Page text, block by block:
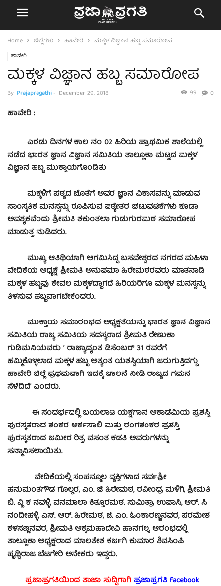
Home ಜಿಲ್ಲೆಗಳು ಹಾವೇರಿ ಮಕ್ಕಳ ವಿಜ್ಞಾನ ಹಬ್ಬ ಸಮಾರೋಪ
ಹಾವೇರಿ
ಮಕ್ಕಳ ವಿಜ್ಞಾನ ಹಬ್ಬ ಸಮಾರೋಪ
By Prajapragathi- December 29, 2018 0
99
ಹಾವೇರಿ :
ಎರಡು ದಿನಗಳ ಕಾಲ ನಂ 02 ಹಿರಿಯ ಪ್ರಾಥಮಿಕ ಶಾಲೆಯಲ್ಲಿ
ನಡೆದ ಭಾರತ ಜ್ಞಾನ ವಿಜ್ಞಾನ ಸಮಿತಿಯ ತಾಲ್ಲೂಕಾ ಮಟ್ಟದ ಮಕ್ಕಳ
ವಿಜ್ಞಾನ ಹಬ್ಬ ಮುಕ್ತಾಯಗೊಂಡಿತು
ಮಕ್ಕಳಿಗೆ ಪಠ್ಯದ ಜೊತೆಗೆ ಅವರ ಜ್ಞಾನ ವಿಕಾಸವನ್ನು ಮಾಡುವ
ಸಾಂಸ್ಕತಿಕ ಮನಸ್ಸನ್ನು ರೂಪಿಸುವ ಪಠ್ಯೇತರ ಚಟುವಟಿಕೆಗಳು ಕೂಡಾ
ಅವಶ್ಯಕವೆಂದು ಶ್ರೀಮತಿ ಶಕುಂತಲಾ ಗುಡುಗುರಮಠ ಸಮಾರೋಪ
ಮಾಡುತ್ತ ನುಡಿದರು.
ಮುಖ್ಯ ಆತಿಥಿಯಾಗಿ ಆಗಮಿಸಿದ್ದ ಬಸವೇಶ್ವರದ ನಗರದ ಮಹಿಳಾ
ವೇದಿಕೆಯ ಅಧ್ಯಕ್ಷೆ ಶ್ರೀಮತಿ ಅನುಪಮಾ ಹಿರೇಮಠರವರು ಮಾತನಾಡಿ
ಮಕ್ಕಳ ಹಬ್ಬವು ಕೇವಲ ಮಕ್ಕಳದ್ದಾಗದೆ ಹಿರಿಯರಿಗೂ ಮಕ್ಕಳ ಮನಸ್ಸನ್ನು
ತಿಳಸುವ ಹಬ್ಬವಾಗಬೇಕೆಂದರು.
ಮುಕ್ತಾಯ ಸಮಾರಂಭದ ಅಧ್ಯಕ್ಷತೆಯನ್ನು ಭಾರತ ಜ್ಞಾನ ವಿಜ್ಞಾನ
ಸಮಿತಿಯ ರಾಜ್ಯ ಸಮಿತಿಯ ಸದಸ್ಯರಾದ ಶ್ರೀಮತಿ ರೇಣುಕಾ
ಗುಡಿಮನಿಯವರು ‘ ರಾಜ್ಯಾದ್ಯಂತ ಡಿಸೆಂಬರ್ 31 ರವರೆಗೆ
ಹಮ್ಮಿಕೊಳ್ಳಲಾದ ಮಕ್ಕಳ ಹಬ್ಬ ಅತ್ಯಂತ ಯಶಸ್ವಿಯಾಗಿ ಜರುಗುತ್ತಿದಗ್ದು
ಹಾವೇರಿ ಜಿಲ್ಲೆ ಪ್ರಥಮವಾಗಿ ಇದಕ್ಕೆ ಚಾಲನೆ ನೀಡಿ ರಾಜ್ಯದ ಗಮನ
ಸೆಳೆದಿದೆ’ ಎಂದರು.
ಈ ಸಂದರ್ಭದಲ್ಲಿ ಬಯಲಾಟ ಯಕ್ಷಗಾನ ಅಕಾಡೆಮಿಯ ಪ್ರಶಸ್ತಿ
ಪುರಸ್ಕತರಾದ ಶಂಕರ ಅರ್ಕಸಾಲಿ ಮತ್ತು ರಂಗಶಂಕರ ಪ್ರಶಸ್ತಿ
ಪುರಸ್ಕತರಾದ ಜಮೀರ ರಿತ್ತ, ವಸಂತ ಕಡತಿ ಅವರುಗಳನ್ನು
ಸನ್ಮಾನಿಸಲಾಯಿತು.
ವೇದಿಕೆಯಲ್ಲಿ ಸಂಪನ್ಮೂಲ ವ್ಯಕ್ತಿಗಳಾದ ಸರ್ವಶ್ರೀ
ಹನುಮಂತಗೌಡ ಗೊಲ್ಲರ, ಎಂ. ಜಿ ಹಿರೇಮಠ, ರವೀಂದ್ರ ಮಳಿಗಿ, ಶ್ರೀಮತಿ
ಬಿ. ವ್ಹಿ ಕ ನವಳ್ಳಿ, ವನಮಾಲಾ ಕಿತ್ತೂರಮಠ. ಸುಮಿತ್ರಾ ಉಪಾಸಿ, ಆರ್. ಸಿ
ನಂದೀಹಳ್ಳಿ, ಎಸ್. ಆರ್. ಹಿರೇಮಠ, ಜಿ. ಎಂ. ಓಂಕಾರಣ್ಣನವರ, ಪರಮೇಶ
ಕಳಸಣ್ಣನವರ, ಶ್ರೀಮತಿ ಅಕ್ಕಮಹಾದೇವಿ ಹಾನಗಲ್ಲ. ಆರಂಭದಲ್ಲಿ
ತಾಲ್ಲೂಕಾ ಅಧ್ಯಕ್ಷರಾದ ಮಾಲತೇಶ ಕರ್ಜಗಿ ಕುಮಾರ ಶಿವಸಿಂಪಿ
ಪೃಥ್ವಿರಾಜ ಬೆಟಗೇರಿ ಅನೇಕರು ಇದ್ದರು.
ಪ್ರಜಾಪ್ರಗತಿಯಿಂದ ತಾಜಾ ಸುದ್ದಿಗಾಗಿ ಪ್ರಜಾಪ್ರಗತಿ facebook